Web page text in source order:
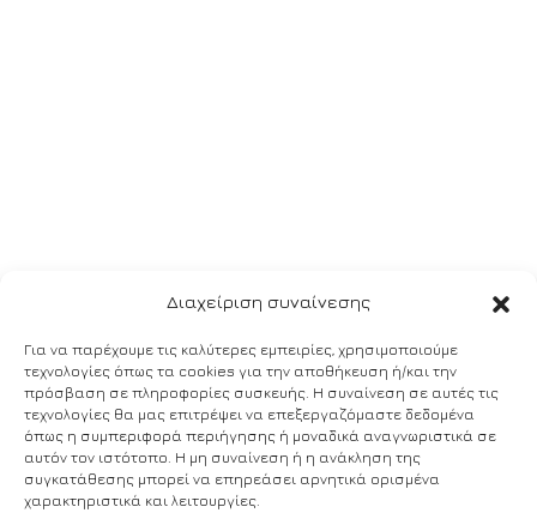
Διαχείριση συναίνεσης
Για να παρέχουμε τις καλύτερες εμπειρίες, χρησιμοποιούμε
τεχνολογίες όπως τα cookies για την αποθήκευση ή/και την
πρόσβαση σε πληροφορίες συσκευής. Η συναίνεση σε αυτές τις
τεχνολογίες θα μας επιτρέψει να επεξεργαζόμαστε δεδομένα
όπως η συμπεριφορά περιήγησης ή μοναδικά αναγνωριστικά σε
αυτόν τον ιστότοπο. Η μη συναίνεση ή η ανάκληση της
συγκατάθεσης μπορεί να επηρεάσει αρνητικά ορισμένα
χαρακτηριστικά και λειτουργίες.